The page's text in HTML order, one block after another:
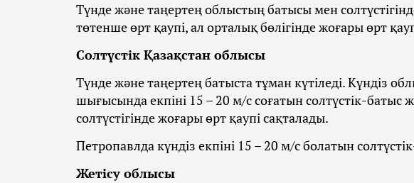
Түнде және таңертең облыстың батысы мен
төтенше өрт қаупі, ал орталық бөлігінде жоғары өрт
Солтүстік Қазақстан облысы
Түнде және таңертең батыста тұман күтіледі. Күндіз
шығысында екпіні 15 – 20 м/с соғатын солтүстік-
солтүстігінде жоғары өрт қаупі сақталады.
Петропавлда күндіз екпіні 15 – 20 м/с болатын
Жетісу облысы